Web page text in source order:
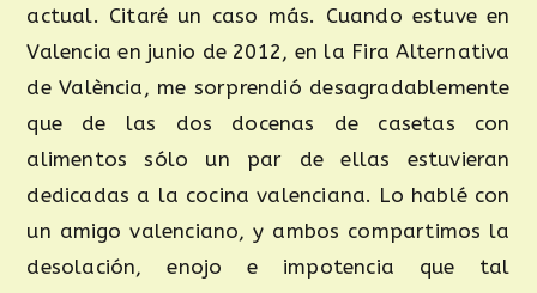
actual. Citaré un caso más. Cuando estuve en
Valencia en junio de 2012, en la Fira Alternativa
de València, me sorprendió desagradablemente
que de las dos docenas de casetas con
alimentos sólo un par de ellas estuvieran
dedicadas a la cocina valenciana. Lo hablé con
un amigo valenciano, y ambos compartimos la
desolación, enojo e impotencia que tal